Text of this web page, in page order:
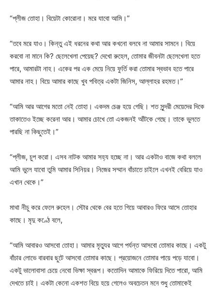
“প্লীজ তোহা। বিয়েটা কোরোনা। মরে যাবো আমি।”
“তবে মরে যাও। কিন্তু এই ধরনের কথা আর কখনো বলবে না আমার সামনে। বিয়ে
করবো না মানে কি? ছেলেখেলা পেয়েছ? দেখো রুহেল, তোমার জীবনটা ছেলেখেলা হতে
পারে, আমারটা নাহ। একের পর এক মেয়ে নিয়ে ফুর্তি করা তোমার স্বভাব হতে পারে
আমার নাহ। বিয়ে আমার কাছে খুব পবিত্র একটা জিনিস, আল্লাহর রহমত।”
“আমি আর আগের মতো নেই তোহা। একদম চেঞ্জ হয়ে গেছি। শত সুন্দরী মেয়েদের দিকে
তাকাতেও ইচ্ছে করেনা আর। আমার চোখে তো একজনই আঁটকে গেছে। তাকে ভুলতে
পারছি না কিছুতেই।”
“প্লীজ, চুপ করো। এসব নাটক আমার সহ্য হচ্ছে না। আর একটাও বাজে কথা বললে
আমি ভুলে যাবো তুমি আমার সিনিয়র। নিজের সম্মান বাঁচাতে চাইলে এখনই বেরিয়ে যাও
এখান থেকে।”
মাথা নীচু করে ফেলে রুহেল। স্টোর থেকে বের হতে গিয়ে আবারও ফিরে আসে তোহার
কাছে। মৃদু কণ্ঠে বলে,
“আমি আবারও আসবো তোহা। আমার মৃত্যুর আগে পর্যন্ত আসবো তোমার কাছে। একটু
বাঁচার লোভে বারবার ছুটে আসবো তোমার কাছে। প্রয়োজনে তোমার পায়ে পড়ে যাবো।
একটু ভালোবাসা চেয়ে নেবো ভিক্ষা স্বরূপ। কতোদিন আমাকে ফিরিয়ে দিতে পারো, আমি
দেখতে চাই। একটা কেনো একশত বিয়ে হয়ে গেলেও অবচেতন মনে শুধু তোমাকেই